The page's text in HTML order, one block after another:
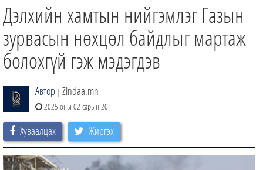
ӨГЛӨӨНИЙ СОНИН
АУДИО ЗОХИОЛ
ЗИНДАА СЭТГҮҮЛ
Дэлхийн хамтын нийгэмлэг Газын
зурвасын нөхцөл байдлыг мартаж
болохгүй гэж мэдэгдэв
Автор | Zindaa.mn
2025 оны 02 сарын 20
Хуваалцах Жиргэх